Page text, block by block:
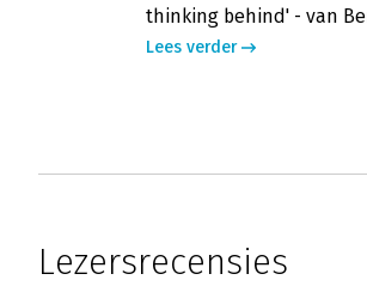
thinking behind' - van
Lees verder
Lezersrecensies